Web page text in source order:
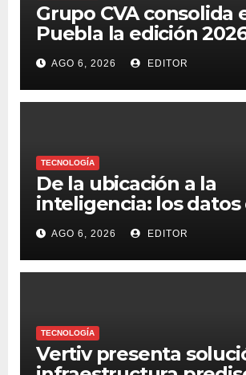
Grupo CVA consolida
Puebla la edición
“CVA en tu Ciudad”, un
espacio para impulsar
evolución del canal
AGO 6, 2026 EDITOR
TECNOLOGÍA
De la ubicación a la
inteligencia: los datos
flotillas revelan cómo
un negocio
AGO 6, 2026 EDITOR
TECNOLOGÍA
Vertiv presenta